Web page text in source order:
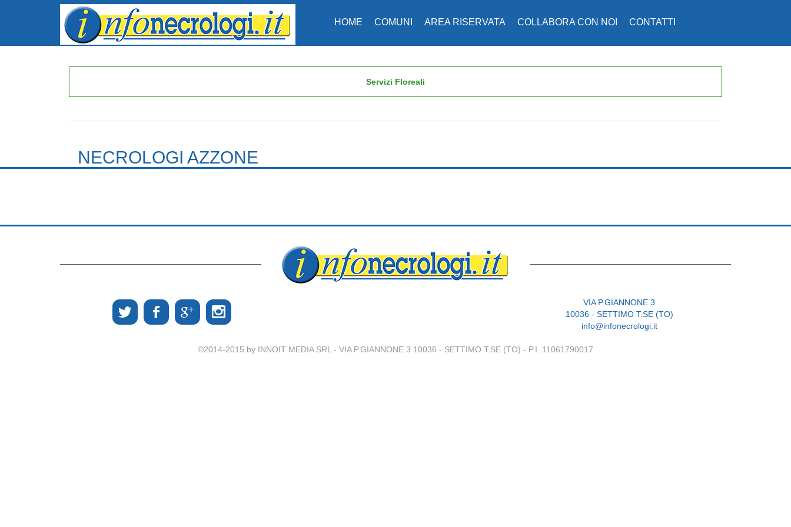
HOME COMUNI AREA RISERVATA COLLABORA CON NOI CONTATTI
Servizi Floreali
NECROLOGI AZZONE
VIA P.GIANNONE 3
10036 - SETTIMO T.SE (TO)
info@infonecrologi.it
©2014-2015 by INNOIT MEDIA SRL - VIA P.GIANNONE 3 10036 - SETTIMO T.SE (TO) - P.I. 11061790017